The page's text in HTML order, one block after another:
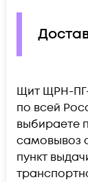
Щит ЩРН-ПГ-
по всей
выбираете
самовывоз
пункт